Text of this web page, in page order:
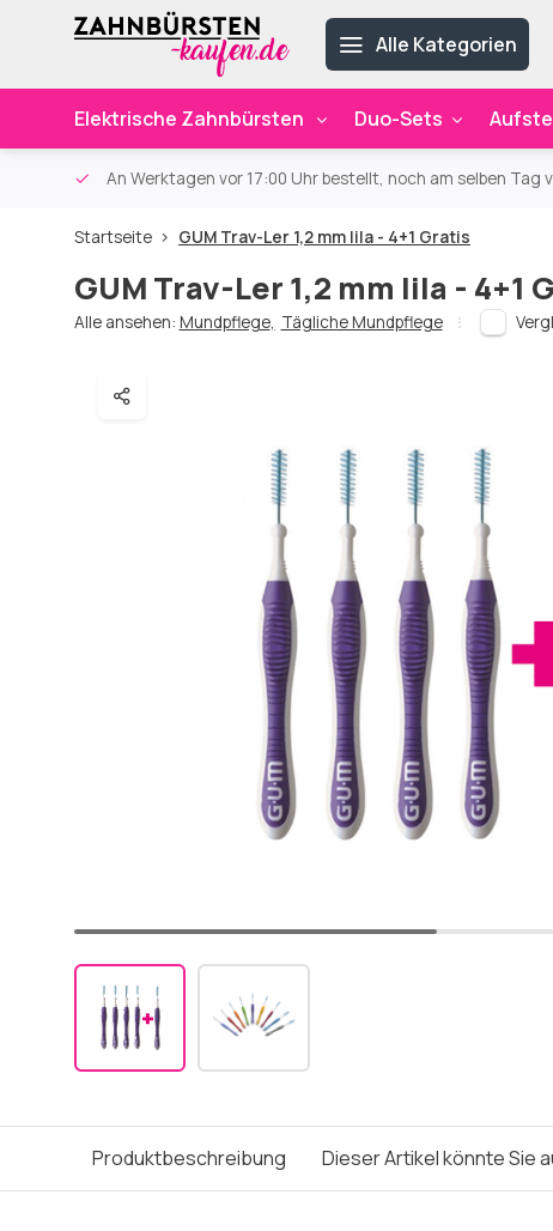
Alle Kategorien
Elektrische Zahnbürsten Duo-Sets
An Werktagen vor 17:00 Uhr bestellt, noch am selben Tag
Startseite GUM Trav-Ler 1,2 mm lila - 4+1 Gratis
GUM Trav-Ler 1,2 mm lila - 4+1
Alle ansehen: Mundpflege, Tägliche Mundpflege
Produktbeschreibung Dieser Artikel könnte Sie